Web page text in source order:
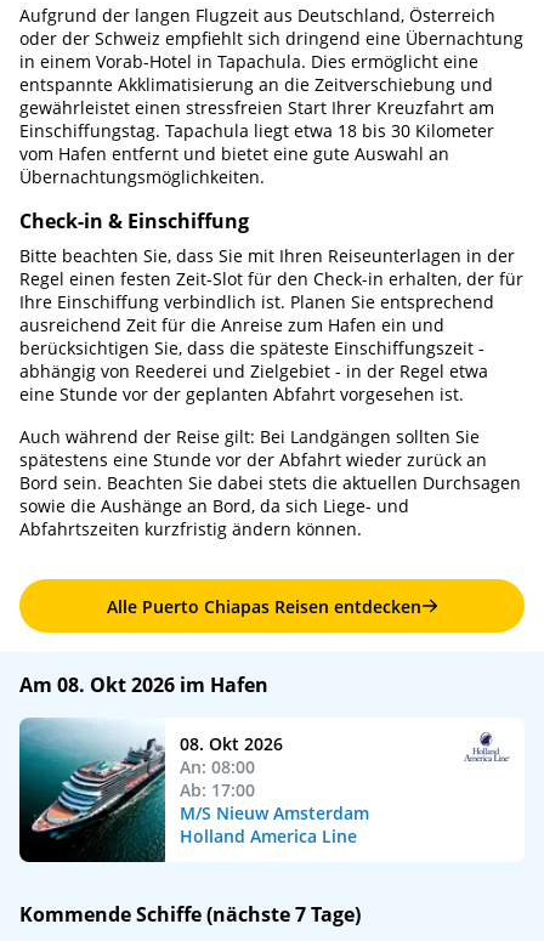
Aufgrund der langen Flugzeit aus Deutschland, Österreich
oder der Schweiz empfiehlt sich dringend eine Übernachtung
in einem Vorab-Hotel in Tapachula. Dies ermöglicht eine
entspannte Akklimatisierung an die Zeitverschiebung und
gewährleistet einen stressfreien Start Ihrer Kreuzfahrt am
Einschiffungstag. Tapachula liegt etwa 18 bis 30 Kilometer
vom Hafen entfernt und bietet eine gute Auswahl an
Übernachtungsmöglichkeiten.
Check-in & Einschiffung
Bitte beachten Sie, dass Sie mit Ihren Reiseunterlagen in der
Regel einen festen Zeit-Slot für den Check-in erhalten, der für
Ihre Einschiffung verbindlich ist. Planen Sie entsprechend
ausreichend Zeit für die Anreise zum Hafen ein und
berücksichtigen Sie, dass die späteste Einschiffungszeit -
abhängig von Reederei und Zielgebiet - in der Regel etwa
eine Stunde vor der geplanten Abfahrt vorgesehen ist.
Auch während der Reise gilt: Bei Landgängen sollten Sie
spätestens eine Stunde vor der Abfahrt wieder zurück an
Bord sein. Beachten Sie dabei stets die aktuellen Durchsagen
sowie die Aushänge an Bord, da sich Liege- und
Abfahrtszeiten kurzfristig ändern können.
Alle Puerto Chiapas Reisen entdecken
Am 08. Okt 2026 im Hafen
08. Okt 2026
An: 08:00
Ab: 17:00
M/S Nieuw Amsterdam
Holland America Line
Kommende Schiffe (nächste 7 Tage)